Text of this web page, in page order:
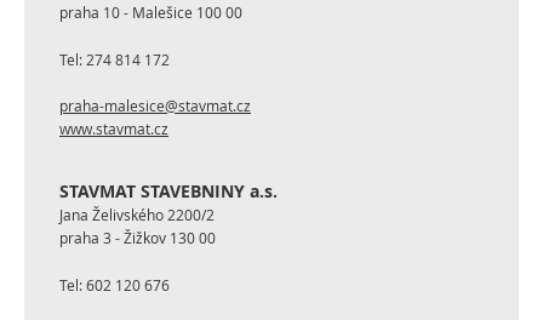
praha 10 - Malešice 100 00
Tel: 274 814 172
praha-malesice@stavmat.cz
www.stavmat.cz
STAVMAT STAVEBNINY a.s.
Jana Želivského 2200/2
praha 3 - Žižkov 130 00
Tel:602 120 676